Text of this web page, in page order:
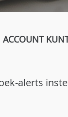
ACCOUNT
alerts